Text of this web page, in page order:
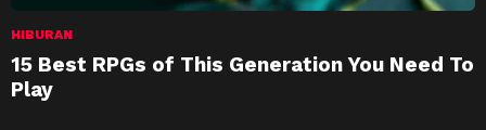
HIBURAN
15 Best RPGs of This Generation You Need To
Play